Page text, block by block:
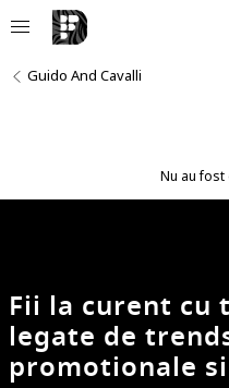
Guido And Cavalli
Nu au
Fii la curent
legate de
promotionale